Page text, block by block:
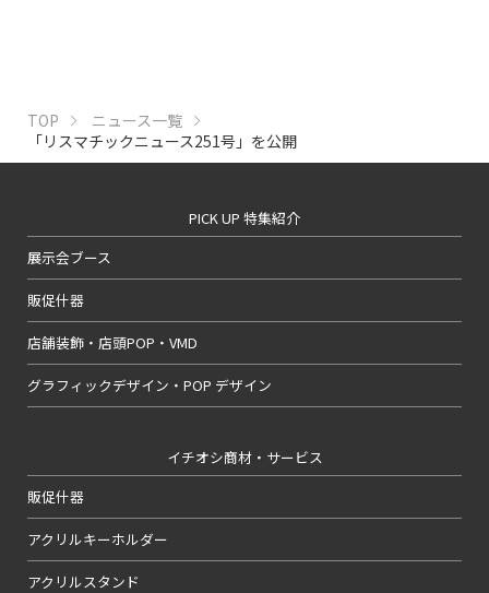
TOP
ニュース一覧
「リスマチックニュース251号」を公開
PICK UP 特集紹介
展示会ブース
販促什器
店舗装飾・店頭POP・VMD
グラフィックデザイン・POP デザイン
イチオシ商材・サービス
販促什器
アクリルキーホルダー
アクリルスタンド